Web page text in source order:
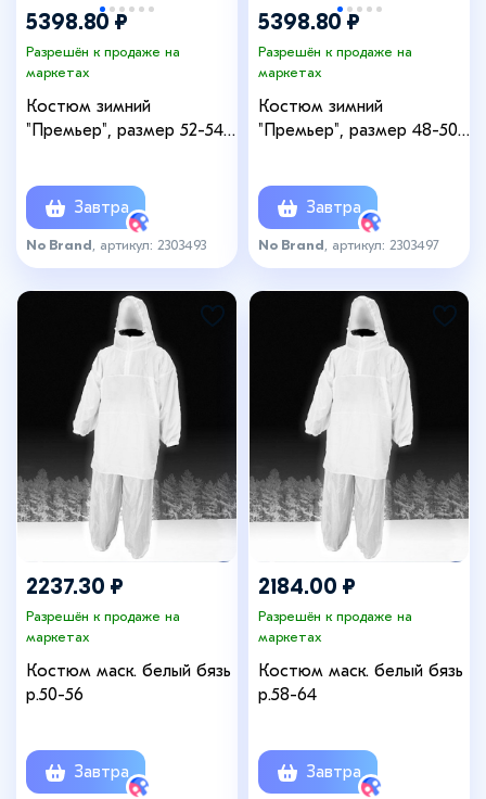
5398.80 ₽
Разрешён к продаже на
маркетах
Костюм зимний
"Премьер", размер 52-54,
Завтра
No Brand , артикул: 2303493
5398.80 ₽
Разрешён к продаже на
маркетах
Костюм зимний
"Премьер", размер 48-50,
Завтра
No Brand , артикул: 2303497
2237.30 ₽
Разрешён к продаже на
маркетах
Костюм маск. белый бязь
р.50-56
Завтра
2184.00 ₽
Разрешён к продаже на
маркетах
Костюм маск. белый бязь
р.58-64
Завтра